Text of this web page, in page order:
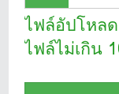
ไฟล์อัปโหล
ไฟล์ไม่เกิน